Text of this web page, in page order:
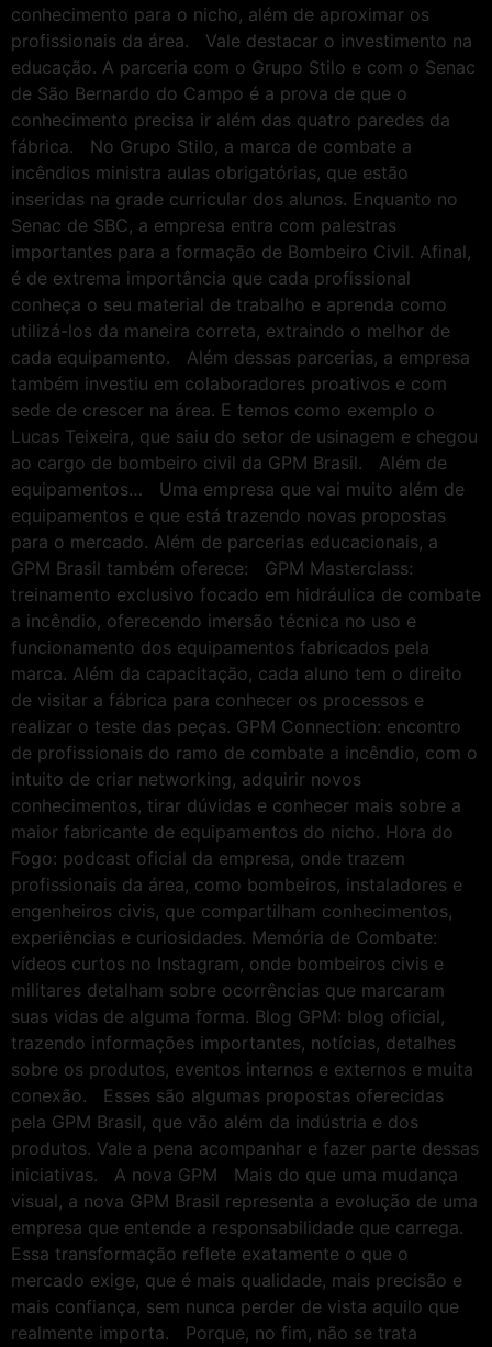
conhecimento para o nicho, além de aproximar os
profissionais da área. Vale destacar o investimento na
educação. A parceria com o Grupo Stilo e com o Senac
de São Bernardo do Campo é a prova de que o
conhecimento precisa ir além das quatro paredes da
fábrica. No Grupo Stilo, a marca de combate a
incêndios ministra aulas obrigatórias, que estão
inseridas na grade curricular dos alunos. Enquanto no
Senac de SBC, a empresa entra com palestras
importantes para a formação de Bombeiro Civil. Afinal,
é de extrema importância que cada profissional
conheça o seu material de trabalho e aprenda como
utilizá-los da maneira correta, extraindo o melhor de
cada equipamento. Além dessas parcerias, a empresa
também investiu em colaboradores proativos e com
sede de crescer na área. E temos como exemplo o
Lucas Teixeira, que saiu do setor de usinagem e chegou
ao cargo de bombeiro civil da GPM Brasil. Além de
equipamentos… Uma empresa que vai muito além de
equipamentos e que está trazendo novas propostas
para o mercado. Além de parcerias educacionais, a
GPM Brasil também oferece: GPM Masterclass:
treinamento exclusivo focado em hidráulica de combate
a incêndio, oferecendo imersão técnica no uso e
funcionamento dos equipamentos fabricados pela
marca. Além da capacitação, cada aluno tem o direito
de visitar a fábrica para conhecer os processos e
realizar o teste das peças. GPM Connection: encontro
de profissionais do ramo de combate a incêndio, com o
intuito de criar networking, adquirir novos
conhecimentos, tirar dúvidas e conhecer mais sobre a
maior fabricante de equipamentos do nicho. Hora do
Fogo: podcast oficial da empresa, onde trazem
profissionais da área, como bombeiros, instaladores e
engenheiros civis, que compartilham conhecimentos,
experiências e curiosidades. Memória de Combate:
vídeos curtos no Instagram, onde bombeiros civis e
militares detalham sobre ocorrências que marcaram
suas vidas de alguma forma. Blog GPM: blog oficial,
trazendo informações importantes, notícias, detalhes
sobre os produtos, eventos internos e externos e muita
conexão. Esses são algumas propostas oferecidas
pela GPM Brasil, que vão além da indústria e dos
produtos. Vale a pena acompanhar e fazer parte dessas
iniciativas. A nova GPM Mais do que uma mudança
visual, a nova GPM Brasil representa a evolução de uma
empresa que entende a responsabilidade que carrega.
Essa transformação reflete exatamente o que o
mercado exige, que é mais qualidade, mais precisão e
mais confiança, sem nunca perder de vista aquilo que
realmente importa. Porque, no fim, não se trata